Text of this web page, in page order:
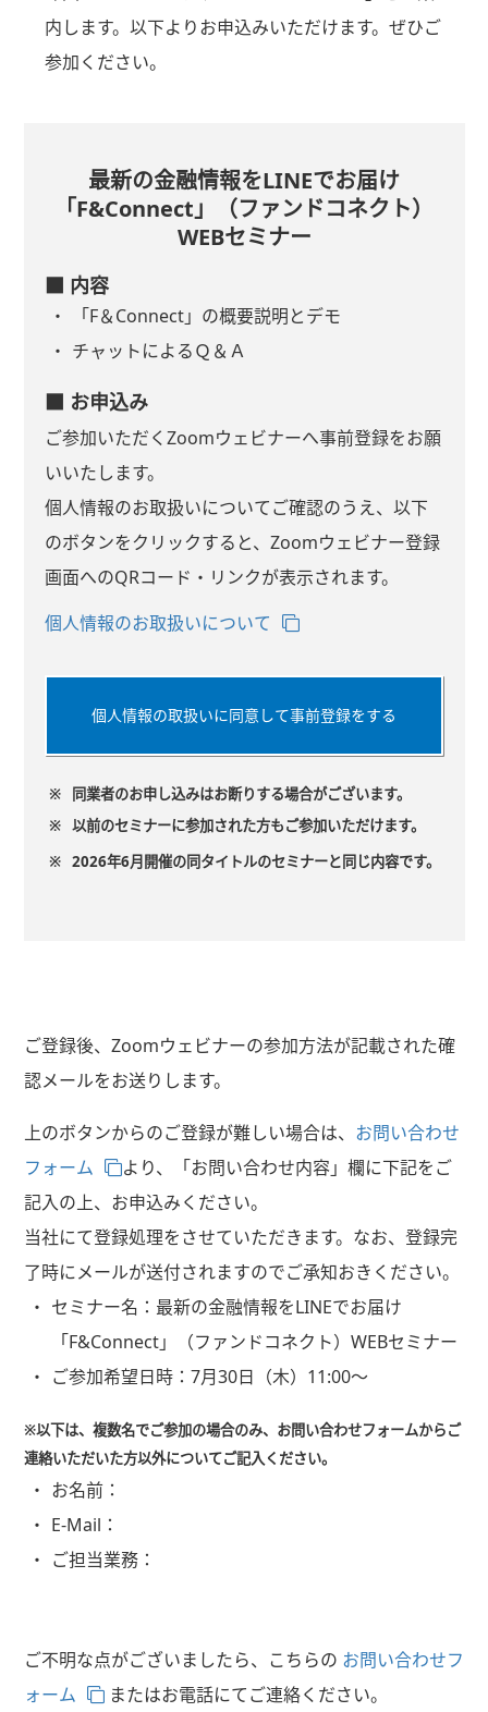
内します。以下よりお申込みいただけます。ぜひご
参加ください。
最新の金融情報をLINEでお届け
「F&Connect」（ファンドコネクト）
WEBセミナー
■ 内容
「F＆Connect」の概要説明とデモ
チャットによるＱ＆Ａ
■ お申込み
ご参加いただくZoomウェビナーへ事前登録をお願
いいたします。
個人情報のお取扱いについてご確認のうえ、以下
のボタンをクリックすると、Zoomウェビナー登録
画面へのQRコード・リンクが表示されます。
個人情報のお取扱いについて
個人情報の取扱いに同意して事前登録をする
※
同業者のお申し込みはお断りする場合がございます。
※ 以前のセミナーに参加された方もご参加いただけます。
※ 2026年6月開催の同タイトルのセミナーと同じ内容です。
ご登録後、Zoomウェビナーの参加方法が記載された確
認メールをお送りします。
上のボタンからのご登録が難しい場合は、 お問い合わせ
フォーム
より、「お問い合わせ内容」欄に下記をご
記入の上、お申込みください。
当社にて登録処理をさせていただきます。なお、登録完
了時にメールが送付されますのでご承知おきください。
セミナー名： 最新の金融情報をLINEでお届け
「F&Connect」（ファンドコネクト）WEBセミナー
ご参加希望日時： 7月30日（木）11:00～
※以下は、複数名でご参加の場合のみ、お問い合わせフォームからご
連絡いただいた方以外についてご記入ください。
お名前：
E-Mail：
ご担当業務：
ご不明な点がございましたら、こちらの お問い合わせフ
ォーム
またはお電話にてご連絡ください。